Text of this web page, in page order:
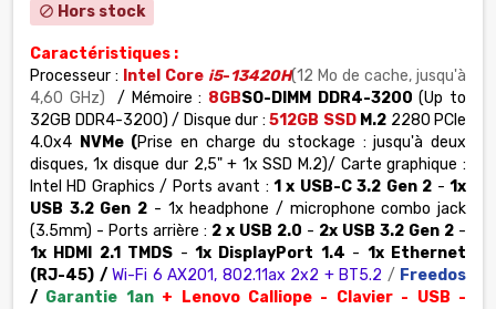
block Hors stock
Caractéristiques :
Processeur : Intel Core i5-13420H(12 Mo de cache, jusqu'à
4,60 GHz)
/ Mémoire : 8GBSO-DIMM DDR4-3200 (Up to
32GB DDR4-3200) / Disque dur : 512GB SSDM.2 2280 PCIe
4.0x4 NVMe (Prise en charge du stockage : jusqu'à deux
disques, 1x disque dur 2,5" + 1x SSD M.2)/ Carte graphique :
Intel HD Graphics / Ports avant :1 x USB-C 3.2 Gen 2 -1x
USB 3.2 Gen 2 - 1x headphone / microphone combo jack
(3.5mm) - Ports arrière : 2 x USB 2.0 - 2x USB 3.2 Gen 2 -
1x HDMI 2.1 TMDS -1x DisplayPort 1.4 - 1x Ethernet
(RJ-45) / Wi-Fi 6 AX201, 802.11ax 2x2 + BT5.2 / Freedos
/ Garantie 1an+ Lenovo Calliope - Clavier - USB -